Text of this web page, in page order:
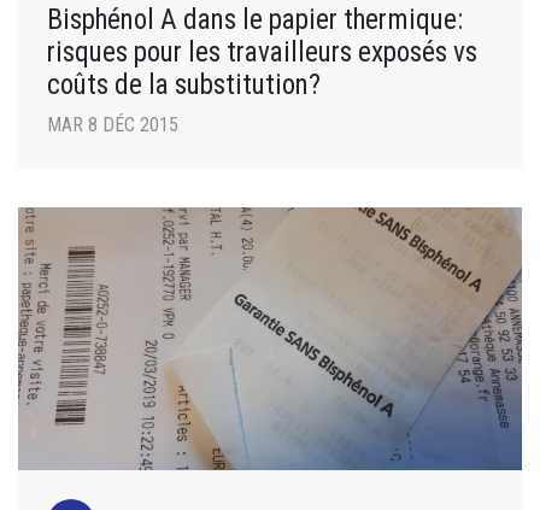
Bisphénol A dans le papier thermique:
risques pour les travailleurs exposés vs
coûts de la substitution?
MAR 8 DÉC 2015